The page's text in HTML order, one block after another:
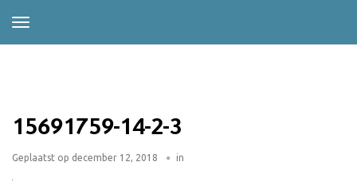
15691759-14-2-3
Geplaatst op december 12, 2018 in